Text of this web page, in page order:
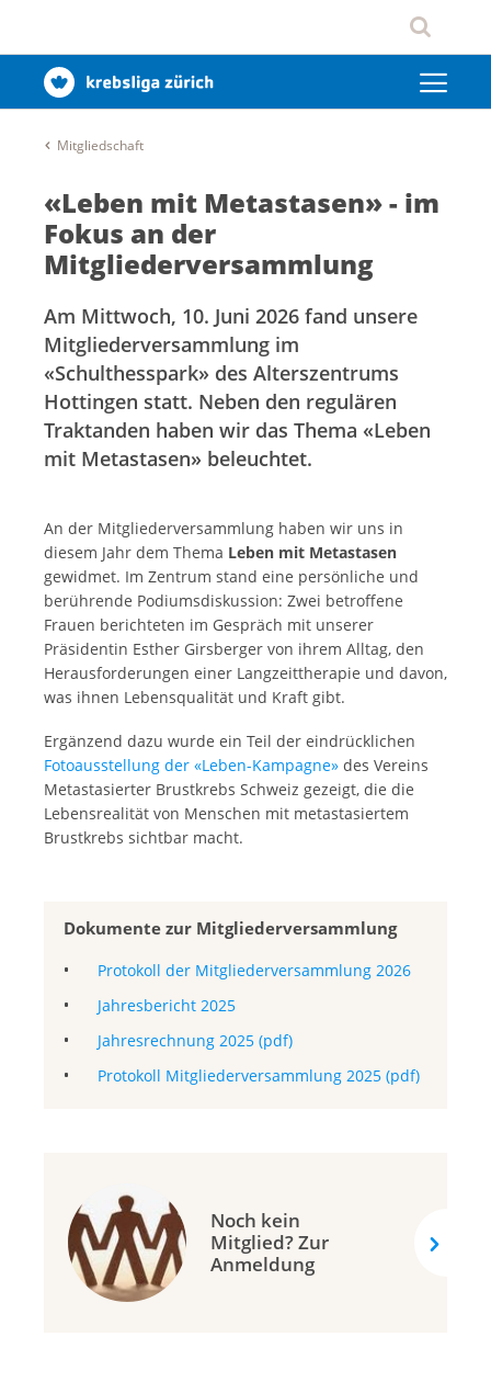
Mitgliedschaft
«Leben mit Metastasen» - im
Fokus an der
Mitgliederversammlung
Am Mittwoch, 10. Juni 2026 fand unsere
Mitgliederversammlung im
«Schulthesspark» des Alterszentrums
Hottingen statt. Neben den regulären
Traktanden haben wir das Thema «Leben
mit Metastasen» beleuchtet.
An der Mitgliederversammlung haben wir uns in
diesem Jahr dem Thema Leben mit Metastasen
gewidmet. Im Zentrum stand eine persönliche und
berührende Podiumsdiskussion: Zwei betroffene
Frauen berichteten im Gespräch mit unserer
Präsidentin Esther Girsberger von ihrem Alltag, den
Herausforderungen einer Langzeittherapie und davon,
was ihnen Lebensqualität und Kraft gibt.
Ergänzend dazu wurde ein Teil der eindrücklichen
Fotoausstellung der «Leben-Kampagne» des Vereins
Metastasierter Brustkrebs Schweiz gezeigt, die die
Lebensrealität von Menschen mit metastasiertem
Brustkrebs sichtbar macht.
Dokumente zur Mitgliederversammlung
Protokoll der Mitgliederversammlung 2026
Jahresbericht 2025
Jahresrechnung 2025 (pdf)
Protokoll Mitgliederversammlung 2025 (pdf)
Noch kein
Mitglied? Zur
Anmeldung